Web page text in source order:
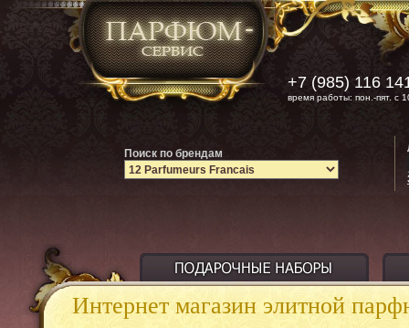
Интернет магазин элитной
+7 (985) 116
время работы: пон.-пят. с
Поиск по брендам